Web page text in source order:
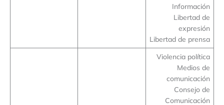
Información
Libertad de
expresión
Libertad de prensa
Violencia política
Medios de
comunicación
Consejo de
Comunicación